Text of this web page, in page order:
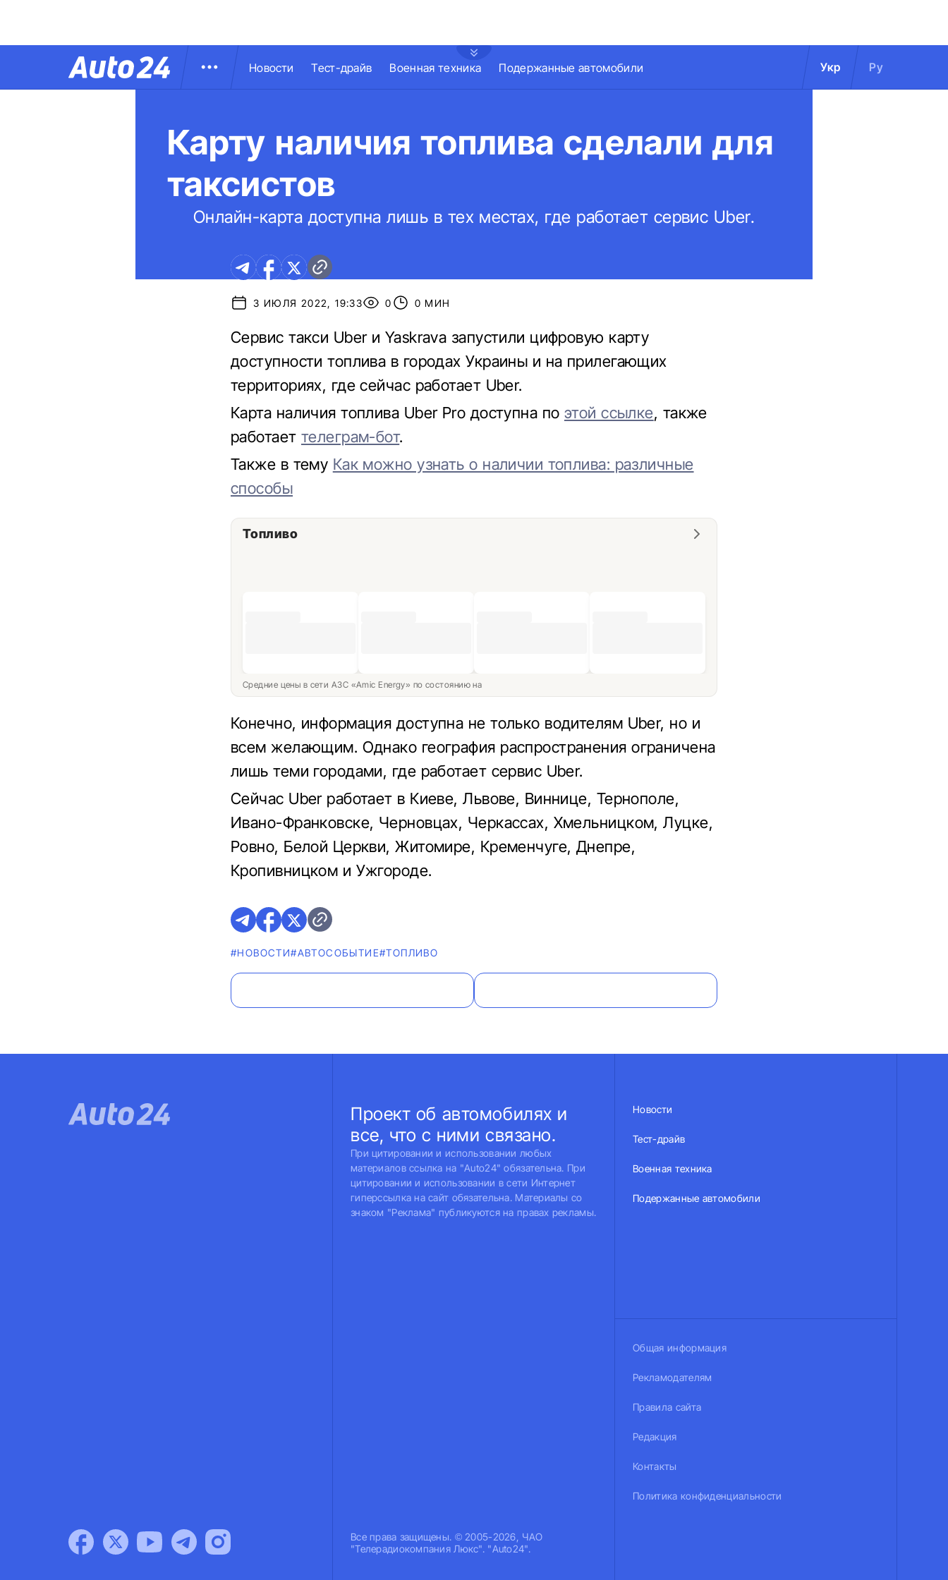
Новости Тест-драйв Военная техника Подержанные автомобили Укр Ру
Карту наличия топлива сделали для
таксистов
Онлайн-карта доступна лишь в тех местах, где работает сервис Uber.
3 ИЮЛЯ 2022, 19:33 0 0 МИН
Сервис такси Uber и Yaskrava запустили цифровую карту
доступности топлива в городах Украины и на прилегающих
территориях, где сейчас работает Uber.
Карта наличия топлива Uber Pro доступна по этой ссылке, также
работает телеграм-бот.
Также в тему Как можно узнать о наличии топлива: различные
способы
Топливо
Средние цены в сети АЗС «Amic Energy» по состоянию на
Конечно, информация доступна не только водителям Uber, но и
всем желающим. Однако география распространения ограничена
лишь теми городами, где работает сервис Uber.
Сейчас Uber работает в Киеве, Львове, Виннице, Тернополе,
Ивано-Франковске, Черновцах, Черкассах, Хмельницком, Луцке,
Ровно, Белой Церкви, Житомире, Кременчуге, Днепре,
Кропивницком и Ужгороде.
#НОВОСТИ#АВТОСОБЫТИЕ#ТОПЛИВО
Проект об автомобилях и
все, что с ними связано.
При цитировании и использовании любых
материалов ссылка на "Auto24" обязательна. При
цитировании и использовании в сети Интернет
гиперссылка на сайт обязательна. Материалы со
знаком "Реклама" публикуются на правах рекламы.
Все права защищены. © 2005-2026, ЧАО
"Телерадиокомпания Люкс". "Auto24".
Новости
Тест-драйв
Военная техника
Подержанные автомобили
Общая информация
Рекламодателям
Правила сайта
Редакция
Контакты
Политика конфиденциальности